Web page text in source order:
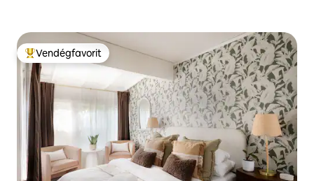
Kiemelt vendégfavorit
Vendégfavorit